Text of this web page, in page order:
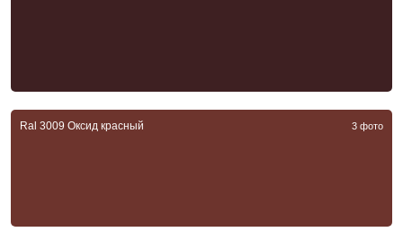
Ral 3009 Оксид красный 3 фото